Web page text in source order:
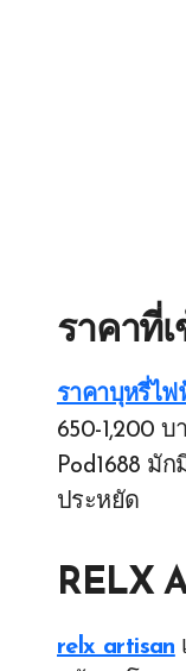
ราคาที่
ราคาบุหรี่ไฟ
650-1,200
Pod1688 มั
ประหยัด
RELX
relx artisan